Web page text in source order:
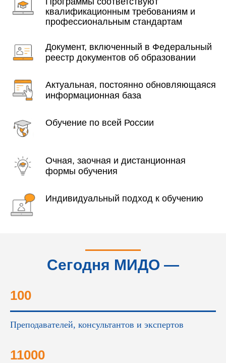
квалификационным требованиям и
профессиональным стандартам
Документ, включенный в Федеральный
реестр документов об образовании
Актуальная, постоянно обновляющаяся
информационная база
Обучение по всей России
Очная, заочная и дистанционная
формы обучения
Индивидуальный подход к обучению
Сегодня МИДО —
100
Преподавателей, консультантов и экспертов
11000